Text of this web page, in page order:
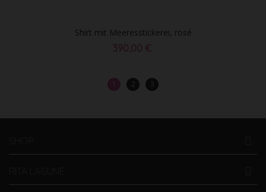
Shirt mit Meeresstickerei, rosé
390,00 €
2 3